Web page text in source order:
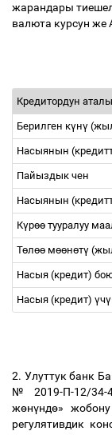
жарандары
валюта курсун
Кредитордун
Берилген күнү
Насыянын
Пайыздык чен
Насыянын
Күрөө тууралуу
Төлөө мөөнөтү
Насыя (кредит)
Насыя (кредит) үчү
2. Улуттук банк
№ 2019-П-12/34-
жөнүндө»
регулятивдик